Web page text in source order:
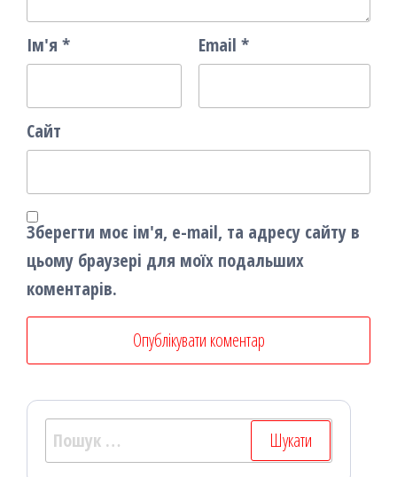
Ім'я * Email *
Сайт
Зберегти моє ім'я, e-mail, та адресу сайту в
цьому браузері для моїх подальших
коментарів.
Пошук: